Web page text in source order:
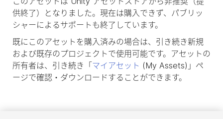
供終了）となりました。現在は購入できず、パブリッ
シャーによるサポートも終了しています。
既にこのアセットを購入済みの場合は、引き続き新規
および既存のプロジェクトで使用可能です。アセットの
所有者は、引き続き「 マイアセット (My Assets)」ペ
ージで確認・ダウンロードすることができます。